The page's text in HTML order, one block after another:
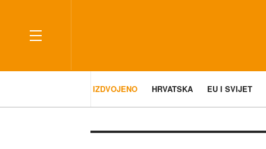
IZDVOJENO HRVATSKA EU I SVIJET